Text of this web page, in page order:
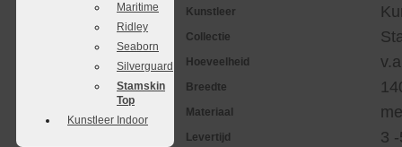
Maritime
Ridley
Seaborn
Silverguard
Stamskin
Top
Kunstleer Indoor
Kunstleer
Collectie
Hoeveelheid
Breedte
Materiaal
Levertijd 3